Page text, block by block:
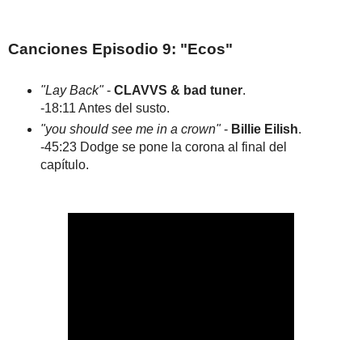
Canciones Episodio 9: "Ecos"
"Lay Back"- CLAVVS & bad tuner.
-18:11 Antes del susto.
"you should see me in a crown"- Billie Eilish.
-45:23 Dodge se pone la corona al final del
capítulo.